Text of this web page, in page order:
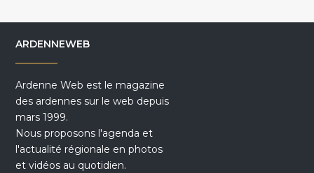
ARDENNEWEB
Ardenne Web est le magazine
des ardennes sur le web depuis
mars 1999.
Nous proposons l'agenda et
l'actualité régionale en photos
et vidéos au quotidien.